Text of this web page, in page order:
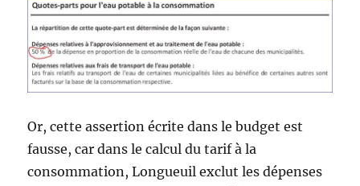
Or, cette assertion écrite dans le budget est
fausse, car dans le calcul du tarif à la
consommation, Longueuil exclut les dépenses